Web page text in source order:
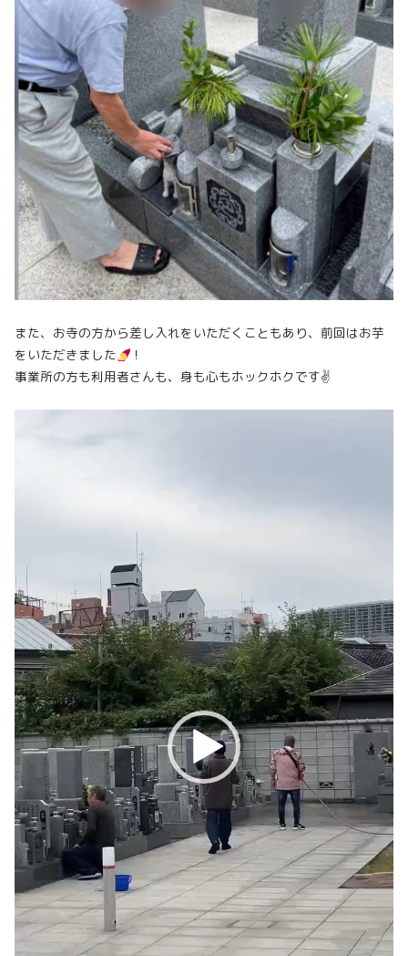
また、お寺の方から差し入れをいただくこともあり、前回はお芋
をいただきました
！
事業所の方も利用者さんも、身も心もホックホクです✌️